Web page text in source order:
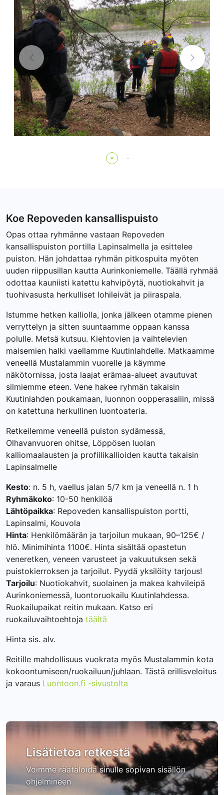
Koe Repoveden kansallispuisto
Opas ottaa ryhmänne vastaan Repoveden
kansallispuiston portilla Lapinsalmella ja esittelee
puiston. Hän johdattaa ryhmän pitkospuita myöten
uuden riippusillan kautta Aurinkoniemelle. Täällä ryhmää
odottaa kauniisti katettu kahvipöytä, nuotiokahvit ja
tuohivasusta herkulliset lohileivät ja piiraspala.
Istumme hetken kalliolla, jonka jälkeen otamme pienen
verryttelyn ja sitten suuntaamme oppaan kanssa
polulle. Metsä kutsuu. Kiehtovien ja vaihtelevien
maisemien halki vaellamme Kuutinlahdelle. Matkaamme
veneellä Mustalammin vuorelle ja käymme
näkötornissa, josta laajat erämaa-alueet avautuvat
silmiemme eteen. Vene hakee ryhmän takaisin
Kuutinlahden poukamaan, luonnon oopperasaliin, missä
on katettuna herkullinen luontoateria.
Retkeilemme veneellä puiston sydämessä,
Olhavanvuoren ohitse, Löppösen luolan
kalliomaalausten ja profiilikallioiden kautta takaisin
Lapinsalmelle
Kesto: n. 5 h, vaellus jalan 5/7 km ja veneellä n. 1 h
Ryhmäkoko: 10-50 henkilöä
Lähtöpaikka: Repoveden kansallispuiston portti,
Lapinsalmi, Kouvola
Hinta: Henkilömäärän ja tarjoilun mukaan, 90–125€ /
hlö. Minimihinta 1100€. Hinta sisältää opastetun
veneretken, veneen varusteet ja vakuutuksen sekä
puistokierroksen ja tarjoilut. Pyydä yksilöity tarjous!
Tarjoilu: Nuotiokahvit, suolainen ja makea kahvileipä
Aurinkoniemessä, luontoruokailu Kuutinlahdessa.
Ruokailupaikat reitin mukaan. Katso eri
ruokailuvaihtoehtoja täältä
Hinta sis. alv.
Reitille mahdollisuus vuokrata myös Mustalammin kota
kokoontumiseen/ruokailuun/juhlaan. Tästä erillisveloitus
ja varaus Luontoon.fi -sivustolta
Lisätietoa retkestä
Voimme räätälöidä sinulle sopivan sisällön
ohjelmineen.